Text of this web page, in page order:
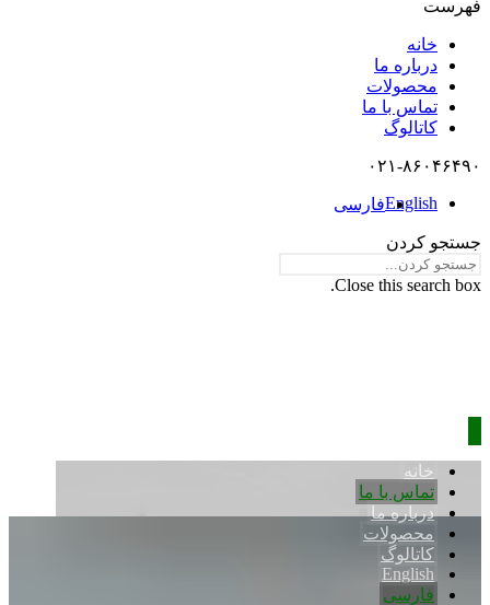
فهرست
خانه
درباره ما
محصولات
تماس با ما
کاتالوگ
۰۲۱-۸۶۰۴۶۴۹۰
Englishفارسی
جستجو کردن
Close this search box.
خانه
تماس با ما
درباره ما
محصولات
کاتالوگ
English
فارسی